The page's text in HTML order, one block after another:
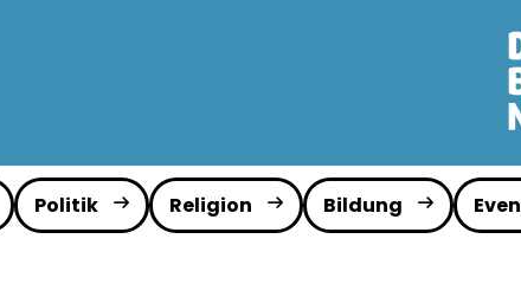
Politik Religion Bildung